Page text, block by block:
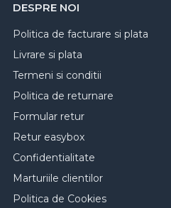
DESPRE NOI
Politica de facturare si plata
Livrare si plata
Termeni si conditii
Politica de returnare
Formular retur
Retur easybox
Confidentialitate
Marturiile clientilor
Politica de Cookies